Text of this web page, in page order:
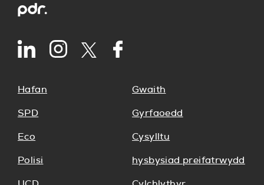
Hafan
SPD
Eco
Polisi
Gwaith
Gyrfaoedd
Cysylltu
hysbysiad preifatrwydd